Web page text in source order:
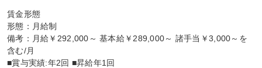
賃金形態
形態：月給制
備考：月給￥292,000～ 基本給￥289,000～ 諸手当￥3,000～を
含む/月
■賞与実績:年2回 ■昇給年1回